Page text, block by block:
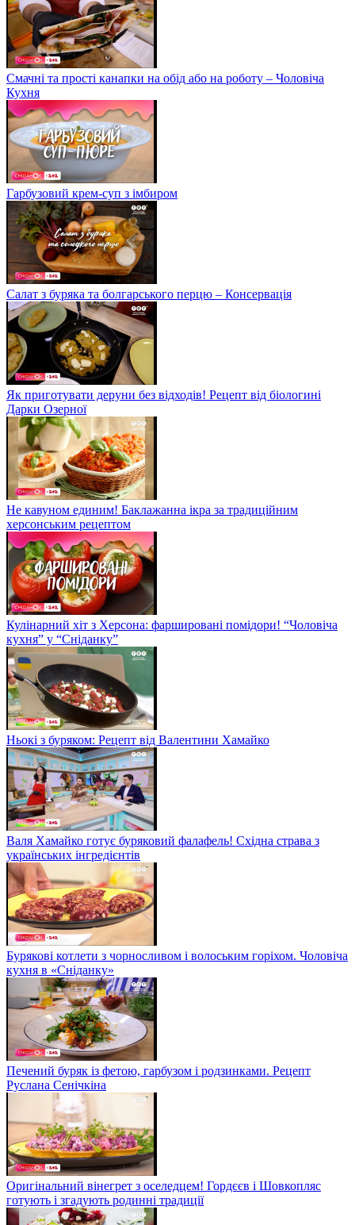
Смачні та прості канапки на обід або на роботу – Чоловіча
Кухня
Гарбузовий крем-суп з імбиром
Салат з буряка та болгарського перцю – Консервація
Як приготувати деруни без відходів! Рецепт від біологині
Дарки Озерної
Не кавуном единим! Баклажанна ікра за традиційним
херсонським рецептом
Кулінарний хіт з Херсона: фаршировані помідори! “Чоловіча
кухня” у “Сніданку”
Ньокі з буряком: Рецепт від Валентини Хамайко
Валя Хамайко готує буряковий фалафель! Східна страва з
українських інгредієнтів
Бурякові котлети з чорносливом і волоським горіхом. Чоловіча
кухня в «Сніданку»
Печений буряк із фетою, гарбузом і родзинками. Рецепт
Руслана Сенічкіна
Оригінальний вінегрет з оселедцем! Гордєєв і Шовкопляс
готують і згадують родинні традиції